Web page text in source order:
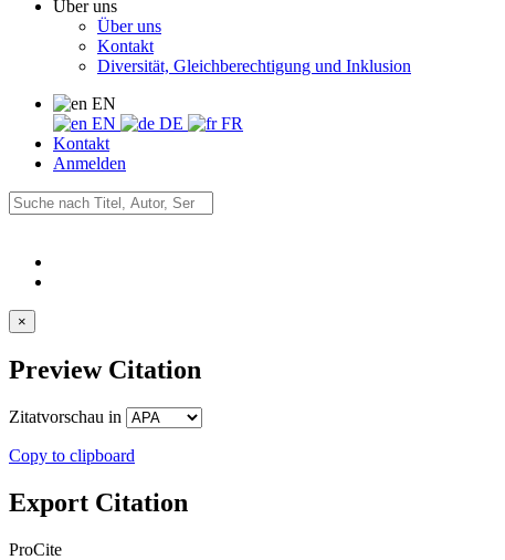
Über uns
Über uns
Kontakt
Diversität, Gleichberechtigung und Inklusion
EN
EN
DE
FR
Kontakt
Anmelden
×
Preview Citation
Zitatvorschau in
Copy to clipboard
Export Citation
ProCite